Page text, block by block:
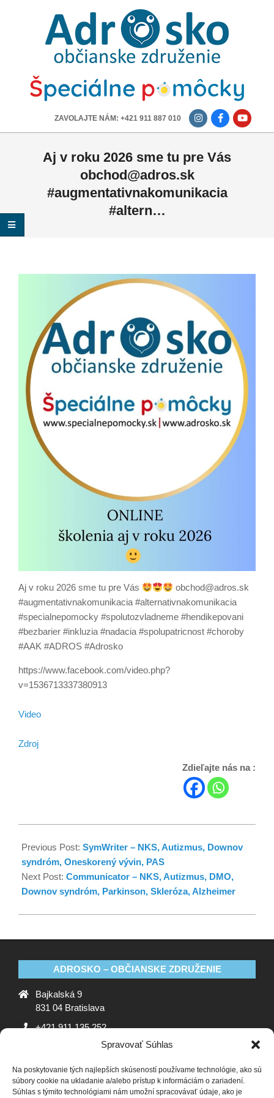
Spravovať Súhlas
Na poskytovanie tých najlepších skúseností používame technológie, ako sú
súbory cookie na ukladanie a/alebo prístup k informáciám o zariadení.
Súhlas s týmito technológiami nám umožní spracovávať údaje, ako je
ADROSKO
OBČIANSKE
ZDRUŽENIE
ZAVOLAJTE NÁM: +421 911 887 010
Aj v roku 2026 sme tu pre Vás
obchod@adros.sk
#augmentativnakomunikacia
#altern…
Aj v roku 2026 sme tu pre Vás
obchod@adros.sk
#augmentativnakomunikacia #alternativnakomunikacia
#specialnepomocky #spolutozvladneme #hendikepovani
#bezbarier #inkluzia #nadacia #spolupatricnost #choroby
#AAK #ADROS #Adrosko
https://www.facebook.com/video.php?
v=1536713337380913
Video
Zdroj
Zdieľajte nás na :
Previous Post: SymWriter – NKS, Autizmus, Downov
syndróm, Oneskorený vývin, PAS
Next Post: Communicator – NKS, Autizmus, DMO,
Downov syndróm, Parkinson, Skleróza, Alzheimer
ADROSKO – OBČIANSKE ZDRUŽENIE
Bajkalská 9
831 04 Bratislava
+421 911 135 252
ADROSKO